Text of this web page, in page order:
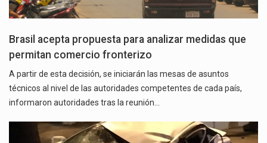
Brasil acepta propuesta para analizar medidas que
permitan comercio fronterizo
A partir de esta decisión, se iniciarán las mesas de asuntos
técnicos al nivel de las autoridades competentes de cada país,
informaron autoridades tras la reunión…